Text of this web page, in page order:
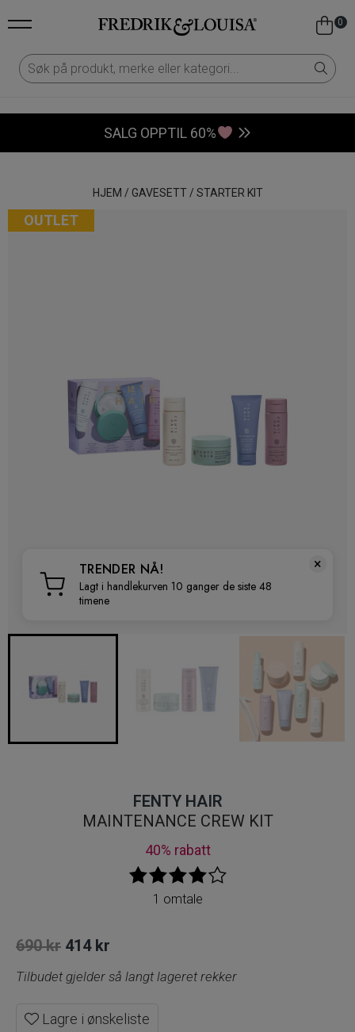
0
SALG OPPTIL 60%
HJEM / GAVESETT/ STARTER KIT
TRENDER NÅ!
Lagt i handlekurven 10 ganger de siste 48
timene
×
OUTLET
FENTY HAIR
MAINTENANCE CREW KIT
40% rabatt
1 omtale
690kr Opprinnelig
pris
690 kr.
414 kr
pris
414 kr.
Tilbudet gjelder så langt lageret rekker
Lagre i ønskeliste